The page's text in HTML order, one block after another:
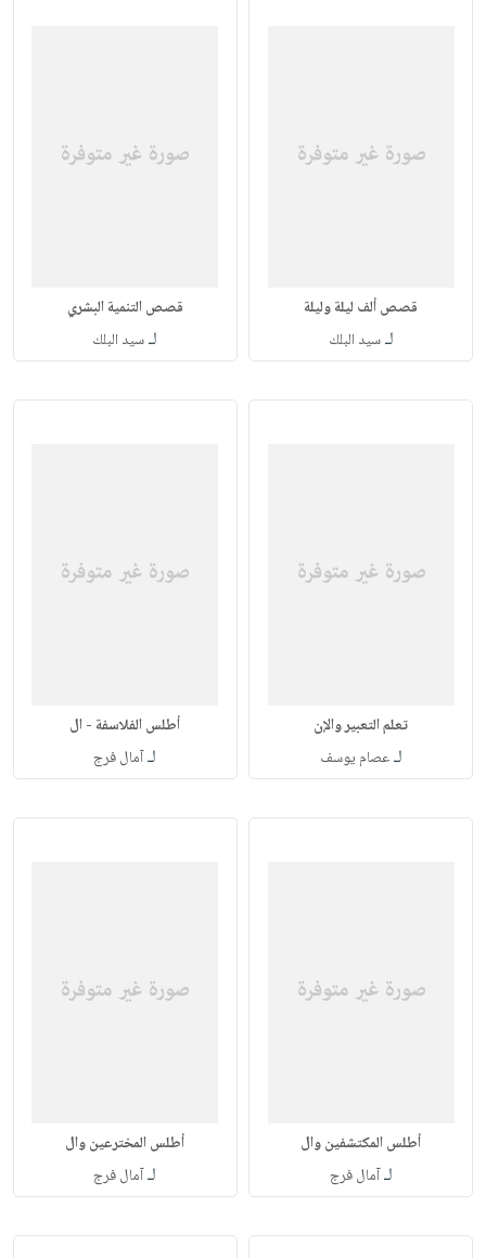
قصص ألف ليلة وليلة
لـسيد البلك
قصص التنمية البشري
لـسيد البلك
تعلم التعبير والإن
لـعصام يوسف
أطلس الفلاسفة - ال
لـآمال فرج
أطلس المكتشفين وال
لـآمال فرج
أطلس المخترعين وال
لـآمال فرج